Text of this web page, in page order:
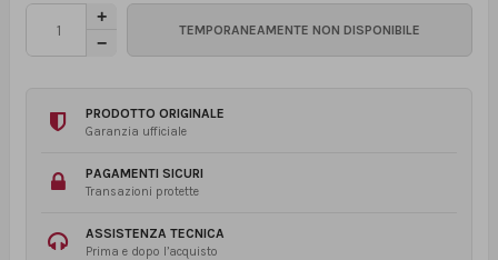
PRODOTTO ORIGINALE
Garanzia ufficiale
PAGAMENTI SICURI
Transazioni protette
ASSISTENZA TECNICA
Prima e dopo l’acquisto